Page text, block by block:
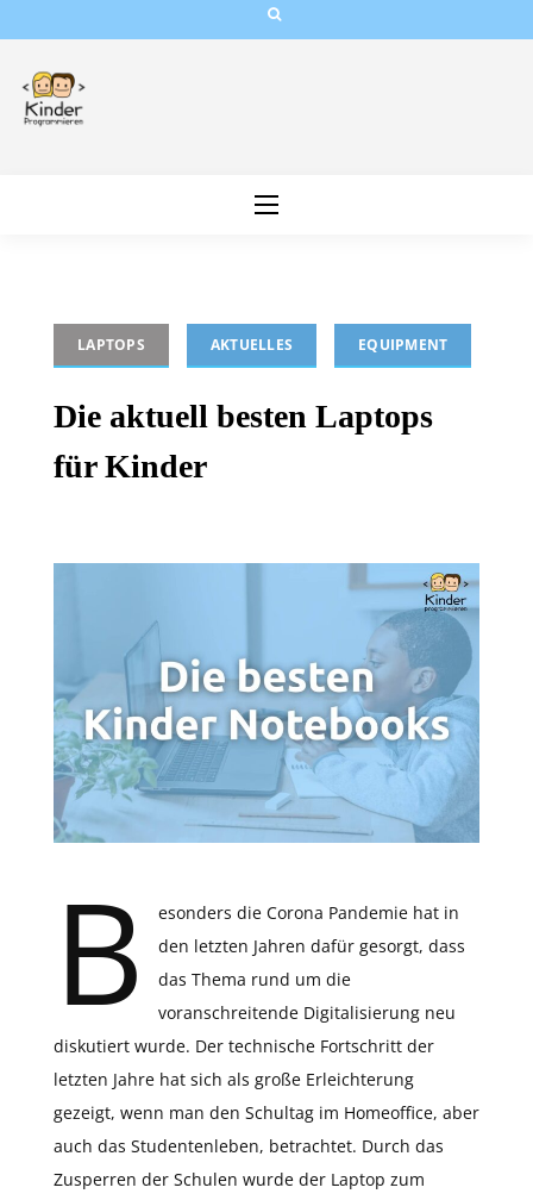
content
LAPTOPS AKTUELLES EQUIPMENT
Die aktuell besten Laptops
für Kinder
B
esonders die Corona Pandemie hat in
den letzten Jahren dafür gesorgt, dass
das Thema rund um die
voranschreitende Digitalisierung neu
diskutiert wurde. Der technische Fortschritt der
letzten Jahre hat sich als große Erleichterung
gezeigt, wenn man den Schultag im Homeoffice, aber
auch das Studentenleben, betrachtet. Durch das
Zusperren der Schulen wurde der Laptop zum